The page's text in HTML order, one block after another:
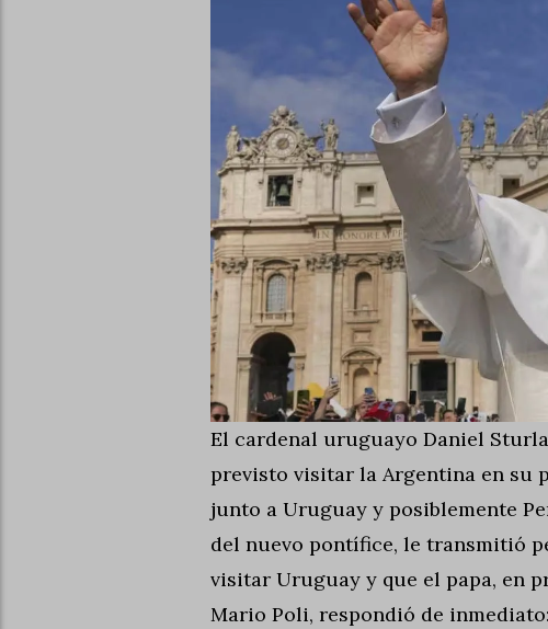
El cardenal uruguayo Daniel
previsto visitar la Argentina en su
junto a Uruguay y posiblemente
del nuevo pontífice, le transmitió
visitar Uruguay y que el papa, en
Mario Poli, respondió de